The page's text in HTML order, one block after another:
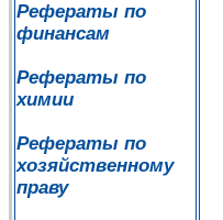
Рефераты по
финансам
Рефераты по
химии
Рефераты по
хозяйственному
праву